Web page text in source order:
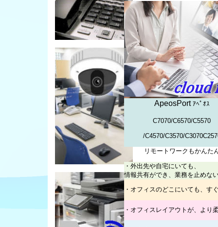
ApeosPort ｱﾍﾟｵｽ
C7070/C6570/C5570
/C4570/C3570/
リモートワークもかんた
・外出先や自宅にいても、
情報共有ができ、業務を止めな
・オフィスのどこにいても、す
・オフィスレイアウトが、より